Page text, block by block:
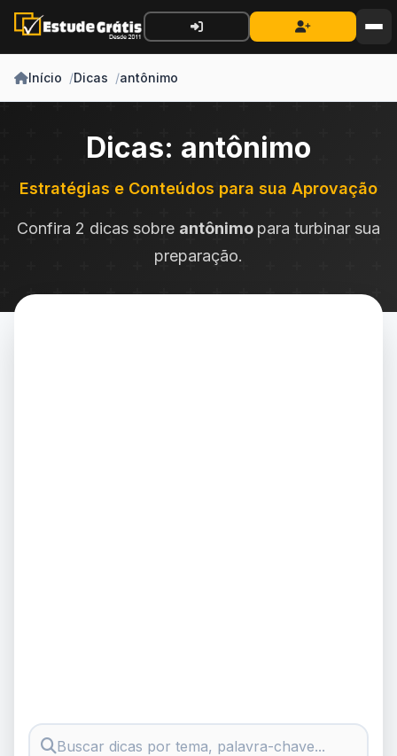
Início Dicas antônimo
Dicas: antônimo
Estratégias e Conteúdos para sua Aprovação
Confira 2 dicas sobre antônimo para turbinar sua
preparação.